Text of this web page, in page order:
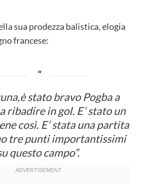
sua prodezza balistica, elogia
francese:
stato bravo Pogba a
ribadire in gol. E’ stato un
così. E’ stata una partita
tre punti importantissimi
questo campo”.